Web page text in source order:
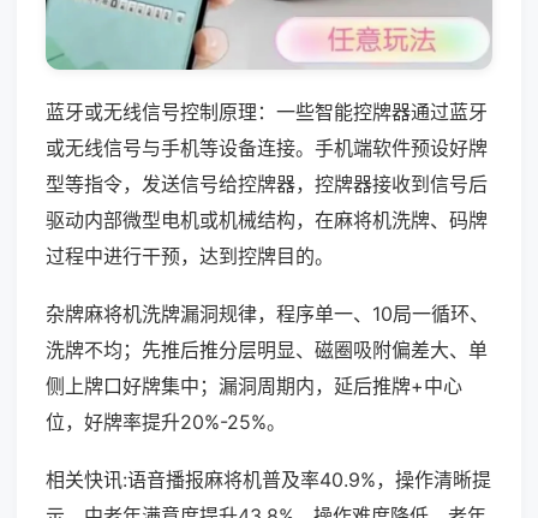
蓝牙或无线信号控制原理：一些智能控牌器通过蓝牙
或无线信号与手机等设备连接。手机端软件预设好牌
型等指令，发送信号给控牌器，控牌器接收到信号后
驱动内部微型电机或机械结构，在麻将机洗牌、码牌
过程中进行干预，达到控牌目的。
杂牌麻将机洗牌漏洞规律，程序单一、10局一循环、
洗牌不均；先推后推分层明显、磁圈吸附偏差大、单
侧上牌口好牌集中；漏洞周期内，延后推牌+中心
位，好牌率提升20%-25%。
相关快讯:语音播报麻将机普及率40.9%，操作清晰提